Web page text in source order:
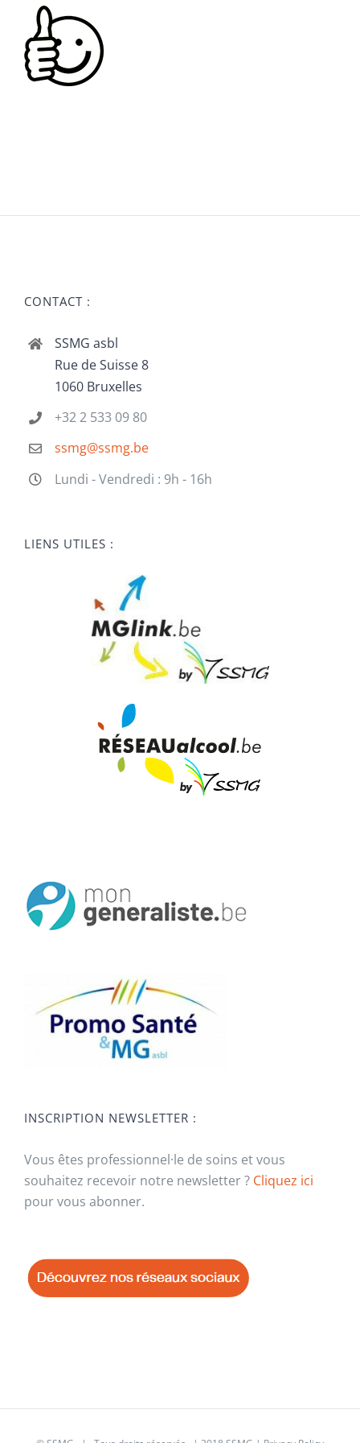
CONTACT :
SSMG asbl
Rue de Suisse 8
1060 Bruxelles
+32 2 533 09 80
ssmg@ssmg.be
Lundi - Vendredi : 9h - 16h
LIENS UTILES :
INSCRIPTION NEWSLETTER :
Vous êtes professionnel·le de soins et vous
souhaitez recevoir notre newsletter ? Cliquez ici
pour vous abonner.